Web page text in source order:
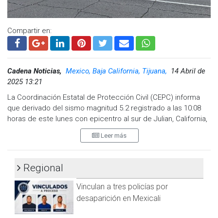
Compartir en:
Cadena Noticias, Mexico, Baja California, Tijuana,
14 Abril de
2025 13:21
La Coordinación Estatal de Protección Civil (CEPC) informa
que derivado del sismo magnitud 5.2 registrado a las 10:08
horas de este lunes con epicentro al sur de Julian, California,
se activaron diversos protocolos de prevención y seguridad
que la percepción del sismo se concentró principalmente en
la zona norte del estado, especialmente en Tijuana, debido a
la cercanía del epicentro con la zona fronteriza.
Por instrucciones de la gobernadora de Baja California,
Leer más
Regional
Vinculan a tres policías por
desaparición en Mexicali